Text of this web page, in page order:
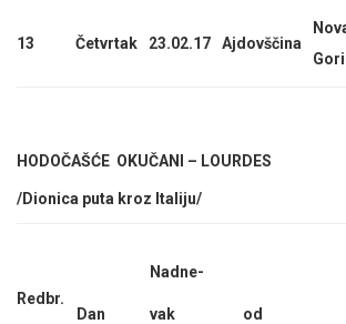
13 Četvrtak 23.02.17 Ajdovščina
HODOČAŠĆE OKUČANI – LOURDES
/Dionica puta kroz Italiju/
Redbr.
Dan
Nadne-
vak od